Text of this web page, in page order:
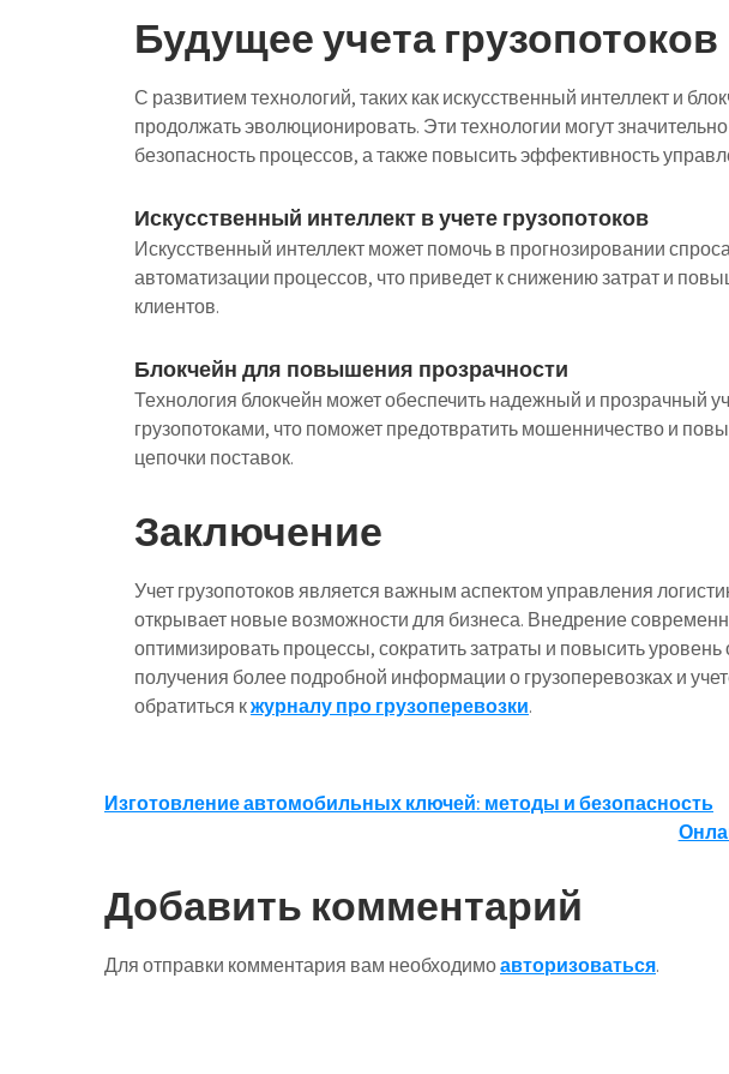
Будущее учета грузопотоков
С развитием технологий, таких как искусственный интеллект и
продолжать эволюционировать. Эти технологии могут
безопасность процессов, а также повысить эффективность
Искусственный интеллект в учете грузопотоков
Искусственный интеллект может помочь в прогнозировании
автоматизации процессов, что приведет к снижению затрат и
клиентов.
Блокчейн для повышения прозрачности
Технология блокчейн может обеспечить надежный и прозрачный
грузопотоками, что поможет предотвратить мошенничество и
цепочки поставок.
Заключение
Учет грузопотоков является важным аспектом управления
открывает новые возможности для бизнеса. Внедрение
оптимизировать процессы, сократить затраты и повысить
получения более подробной информации о грузоперевозках и
обратиться кжурналу про грузоперевозки.
Навигация
записям
Изготовление автомобильных ключей: методы и безопасность
Добавить комментарий
Для отправки комментария вам необходимоавторизоваться.